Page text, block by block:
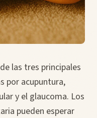
las tres principales
por acupuntura,
y el glaucoma. Los
pueden esperar